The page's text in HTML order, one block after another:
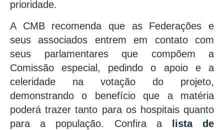
prioridade.
A CMB recomenda que as Federações e
seus associados entrem em contato com
seus parlamentares que compõem a
Comissão especial, pedindo o apoio e a
celeridade na votação do projeto,
demonstrando o benefício que a matéria
poderá trazer tanto para os hospitais quanto
para a população. Confira alista de